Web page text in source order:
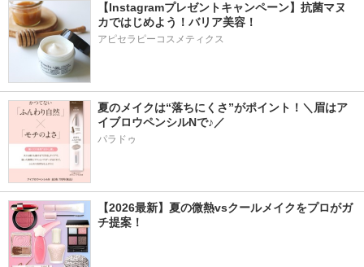
【Instagramプレゼントキャンペーン】抗菌マヌ
カではじめよう！バリア美容！
アピセラピーコスメティクス
夏のメイクは“落ちにくさ”がポイント！＼眉はア
イブロウペンシルNで♪／
パラドゥ
【2026最新】夏の微熱vsクールメイクをプロがガ
チ提案！